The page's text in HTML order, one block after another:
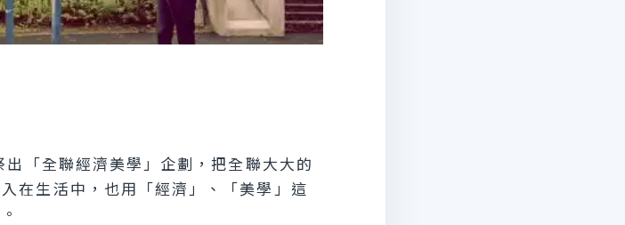
「全聯經濟美學」企劃，把全聯大大的
在生活中，也用「經濟」、「美學」這